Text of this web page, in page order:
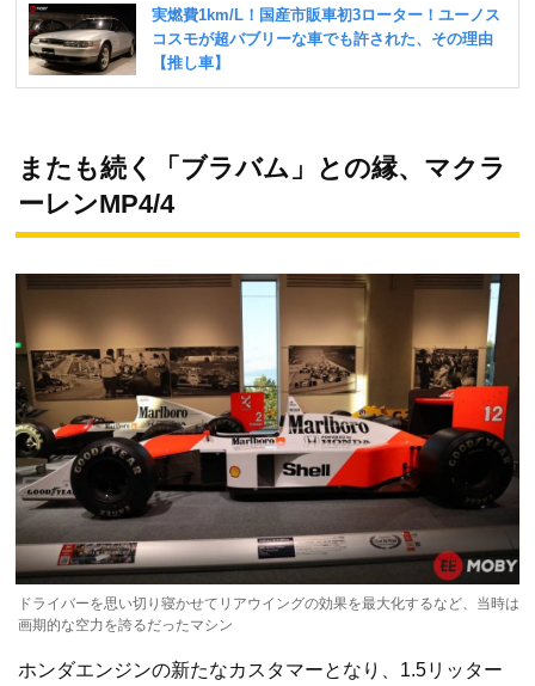
またも続く「ブラバム」との縁、マクラ
ーレンMP4/4
ドライバーを思い切り寝かせてリアウイングの効果を最大化するなど、当時は
画期的な空力を誇るだったマシン
ホンダエンジンの新たなカスタマーとなり、1.5リッター